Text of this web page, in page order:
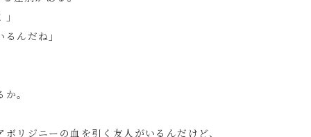
んだね」
。
リジニーの血を引く友人がいるんだけど、